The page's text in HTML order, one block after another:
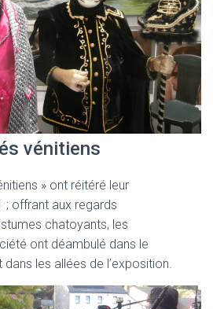
vénitiens
» ont réitéré leur
; offrant aux regards
chatoyants, les
ont déambulé dans le
les allées de l’exposition.